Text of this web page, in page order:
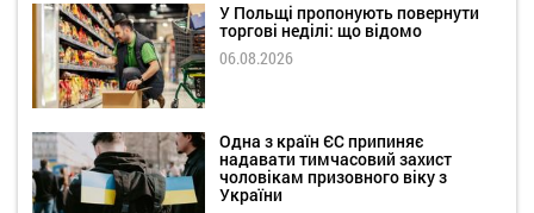
У Польщі пропонують повернути
торгові неділі: що відомо
06.08.2026
Одна з країн ЄС припиняє
надавати тимчасовий захист
чоловікам призовного віку з
України